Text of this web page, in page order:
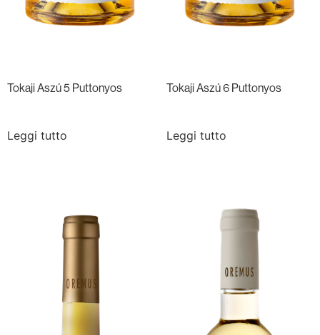
Tokaji Aszú 5 Puttonyos
Leggi tutto
Tokaji Aszú 6 Puttonyos
Leggi tutto